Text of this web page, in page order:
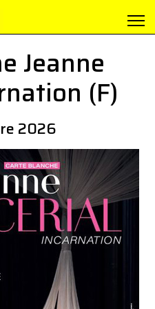
Jeanne
(F)
2026